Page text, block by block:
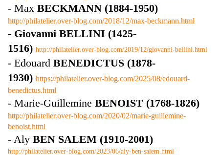
- Max BECKMANN (1884-1950)
http://philatelier.over-blog.com/2018/12/max-beckmann.html
- Giovanni BELLINI (1425-
1516) http://philatelier.over-blog.com/2019/12/giovanni-bellini.html
- Edouard BENEDICTUS (1878-
1930) https://philatelier.over-blog.com/2025/08/edouard-
benedictus.html
- Marie-Guillemine BENOIST (1768-1826)
http://philatelier.over-blog.com/2020/02/marie-guillemine-
benoist.html
- Aly BEN SALEM (1910-2001)
http://philatelier.over-blog.com/2023/06/aly-ben-salem.html